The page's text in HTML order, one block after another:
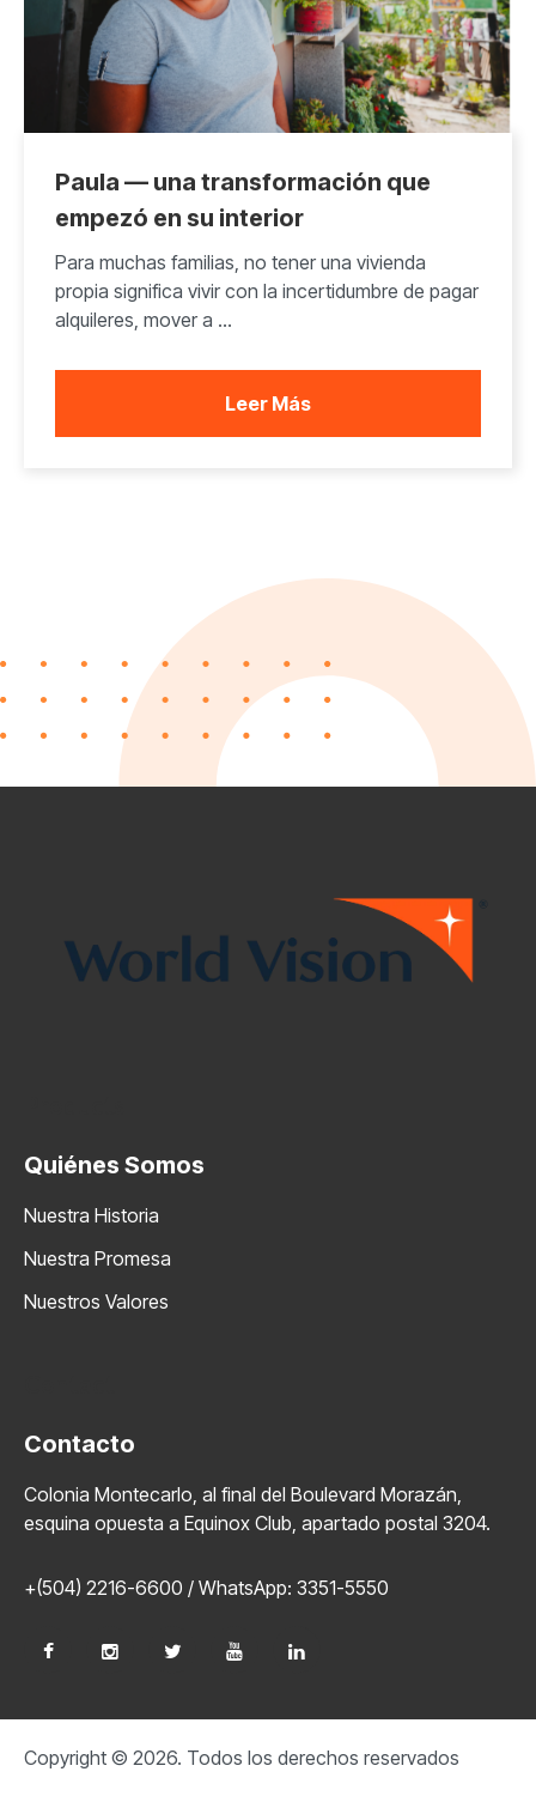
Paula — una transformación que
empezó en su interior
Para muchas familias, no tener una vivienda
propia significa vivir con la incertidumbre de pagar
alquileres, mover a ...
Leer Más
Quiénes Somos
Nuestra Historia
Nuestra Promesa
Nuestros Valores
Contacto
Colonia Montecarlo, al final del Boulevard Morazán,
esquina opuesta a Equinox Club, apartado postal 3204.
+(504) 2216-6600 / WhatsApp: 3351-5550
Copyright © 2026. Todos los derechos reservados